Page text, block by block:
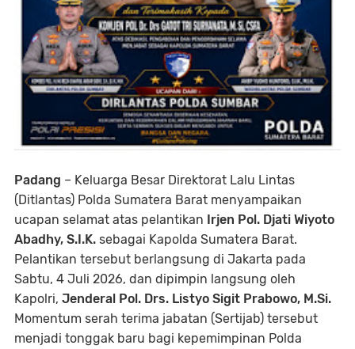
Padang – Keluarga Besar Direktorat Lalu Lintas
(Ditlantas) Polda Sumatera Barat menyampaikan
ucapan selamat atas pelantikan Irjen Pol. Djati Wiyoto
Abadhy, S.I.K. sebagai Kapolda Sumatera Barat.
Pelantikan tersebut berlangsung di Jakarta pada
Sabtu, 4 Juli 2026, dan dipimpin langsung oleh
Kapolri, Jenderal Pol. Drs. Listyo Sigit Prabowo, M.Si.
Momentum serah terima jabatan (Sertijab) tersebut
menjadi tonggak baru bagi kepemimpinan Polda